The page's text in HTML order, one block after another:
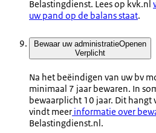
Belastingdienst. Lees op kvk.nl
uw pand op de balans staat.
Bewaar uw administratieOpenen
Verplicht
Na het beëindigen van uw bv
minimaal 7 jaar bewaren. In
bewaarplicht 10 jaar. Dit hangt
vindt meer informatie over
Belastingdienst.nl.